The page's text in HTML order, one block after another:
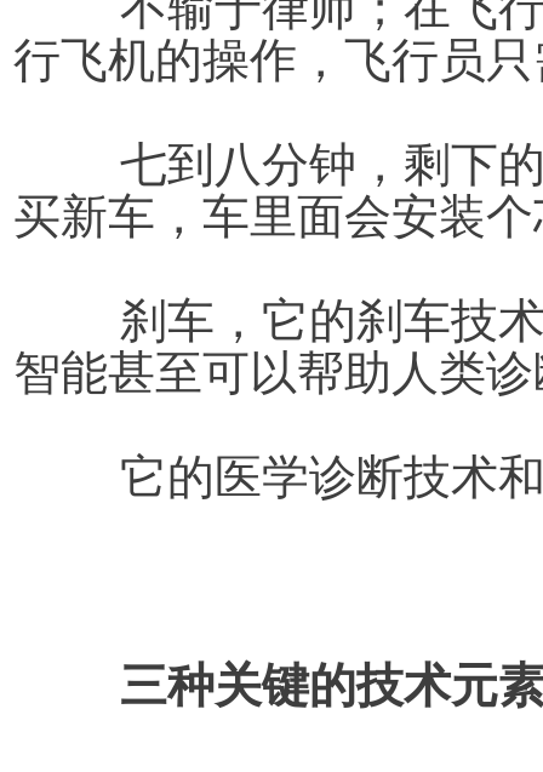
行飞机的操作，飞行员
买新车，车里面会安装
智能甚至可以帮助人类
它的医学诊断技术
三种关键的技术元